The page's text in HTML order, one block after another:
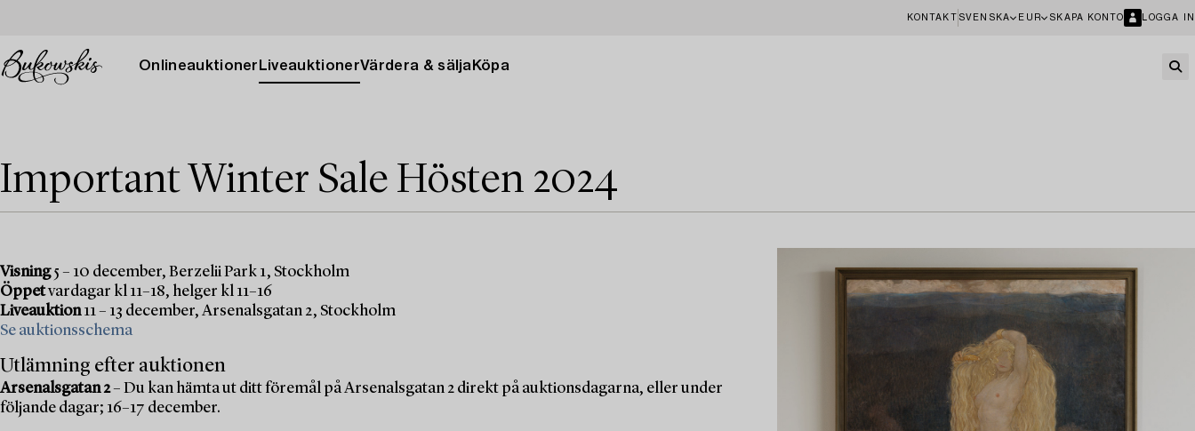
KONTAKT SVENSKA EUR SKAPA KONTO LOGGA IN
Onlineauktioner LiveauktionerVärdera & sälja Köpa
Important Winter Sale Hösten 2024
Visning5 – 10 december, Berzelii Park 1, Stockholm
Öppetvardagar kl 11–18, helger kl 11–16
Liveauktion11 – 13 december, Arsenalsgatan 2, Stockholm
Se auktionsschema
Utlämning efter auktionen
Arsenalsgatan 2– Du kan hämta ut ditt föremål på Arsenalsgatan 2 direkt på auktionsdagarna, eller under
följande dagar; 16–17 december.